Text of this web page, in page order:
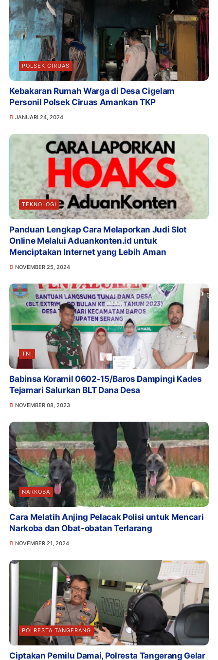
POLSEK CIRUAS
Kebakaran Rumah Warga di Desa Cigelam
Personil Polsek Ciruas Amankan TKP
JANUARI 24, 2024
TEKNOLOGI
Panduan Lengkap Cara Melaporkan Judi Slot
Online Melalui Aduankonten.id untuk
Menciptakan Internet yang Lebih Aman
NOVEMBER 25, 2024
TNI
Babinsa Koramil 0602-15/Baros Dampingi Kades
Tejamari Salurkan BLT Dana Desa
NOVEMBER 08, 2023
NARKOBA
Cara Melatih Anjing Pelacak Polisi untuk Mencari
Narkoba dan Obat-obatan Terlarang
NOVEMBER 21, 2024
POLRESTA TANGERANG
Ciptakan Pemilu Damai, Polresta Tangerang Gelar